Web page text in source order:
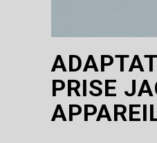
PRISE